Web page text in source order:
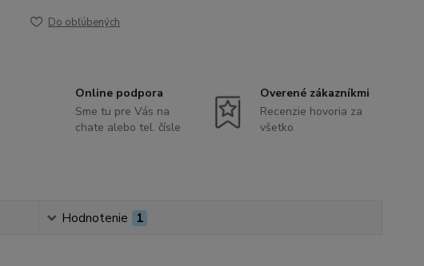
Do obľúbených
Online podpora
Sme tu pre Vás na
chate alebo tel. čísle
Overené zákazníkmi
Recenzie hovoria za
všetko
Hodnotenie 1